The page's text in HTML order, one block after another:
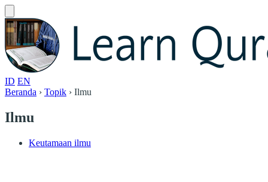
ID EN
Beranda › Topik › Ilmu
Ilmu
Keutamaan ilmu